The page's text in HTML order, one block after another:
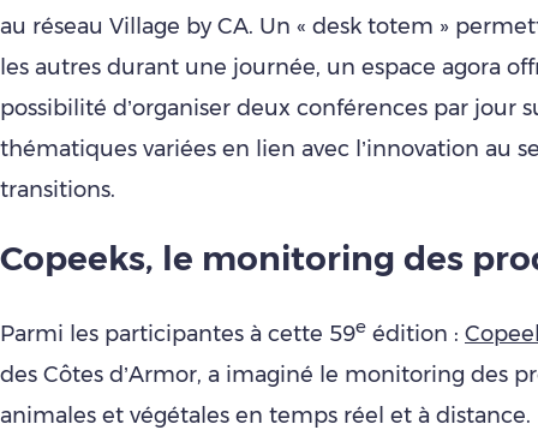
au réseau Village by CA. Un « desk totem »
les autres durant une journée, un espace agora
possibilité d’organiser deux conférences par jour
thématiques variées en lien avec l’innovation au
transitions.
Copeeks, le monitoring des
Parmi les participantes à cette 59e édition :
des Côtes d’Armor, a imaginé le monitoring des
animales et végétales en temps réel et à distance.